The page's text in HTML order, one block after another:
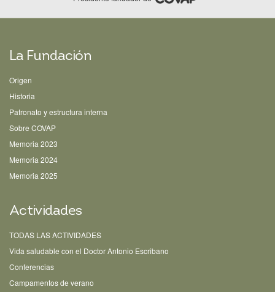
La Fundación
Origen
Historia
Patronato y estructura interna
Sobre COVAP
Memoria 2023
Memoria 2024
Memoria 2025
Actividades
TODAS LAS ACTIVIDADES
Vida saludable con el Doctor Antonio Escribano
Conferencias
Campamentos de verano